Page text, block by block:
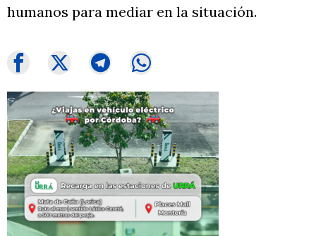
humanos para mediar en la situación.